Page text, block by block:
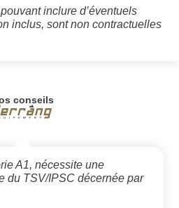
inclure d’éventuels
inclus, sont non contractuelles
conseils
A1, nécessite une
du TSV/IPSC décernée par